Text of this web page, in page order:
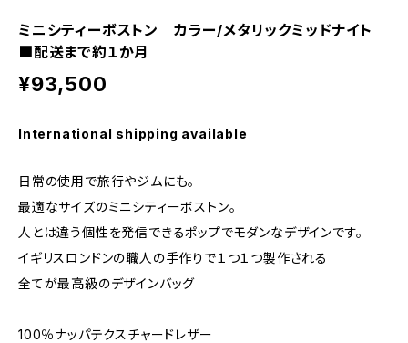
ミニシティーボストン カラー/メタリックミッドナイト
■配送まで約１か月
¥93,500
International shipping available
日常の使用で旅行やジムにも。
最適なサイズのミニシティーボストン。
人とは違う個性を発信できるポップでモダンなデザインです。
イギリスロンドンの職人の手作りで１つ１つ製作される
全てが最高級のデザインバッグ
100％ナッパテクスチャードレザー